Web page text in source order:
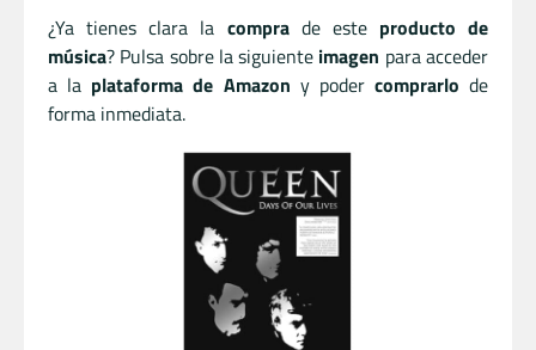
¿Ya tienes clara la comprade este producto de
música? Pulsa sobre la siguiente imagen para acceder
a la plataforma de Amazon y poder comprarlo de
forma inmediata.